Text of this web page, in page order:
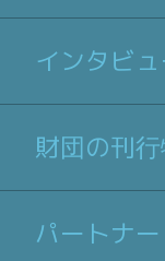
インタビ
財団の刊行
パートナー
LA
SOUS